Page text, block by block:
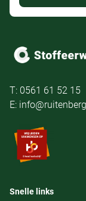
T: 0561 61 52 15
E:
Snelle links